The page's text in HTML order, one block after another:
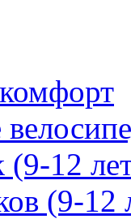
(9-12
(9-12